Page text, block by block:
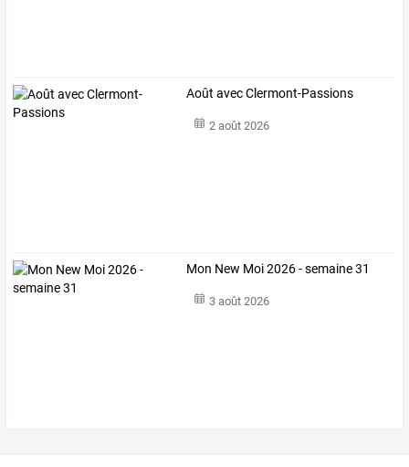
Août avec Clermont-Passions
2 août 2026
Mon New Moi 2026 - semaine 31
3 août 2026